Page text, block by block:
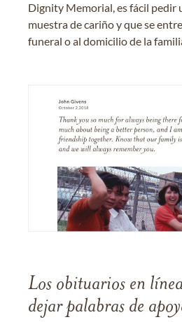
Dignity Memorial, es fácil pedir
muestra de cariño y que se
funeral o al domicilio de la
Los obituarios en
dejar palabras de